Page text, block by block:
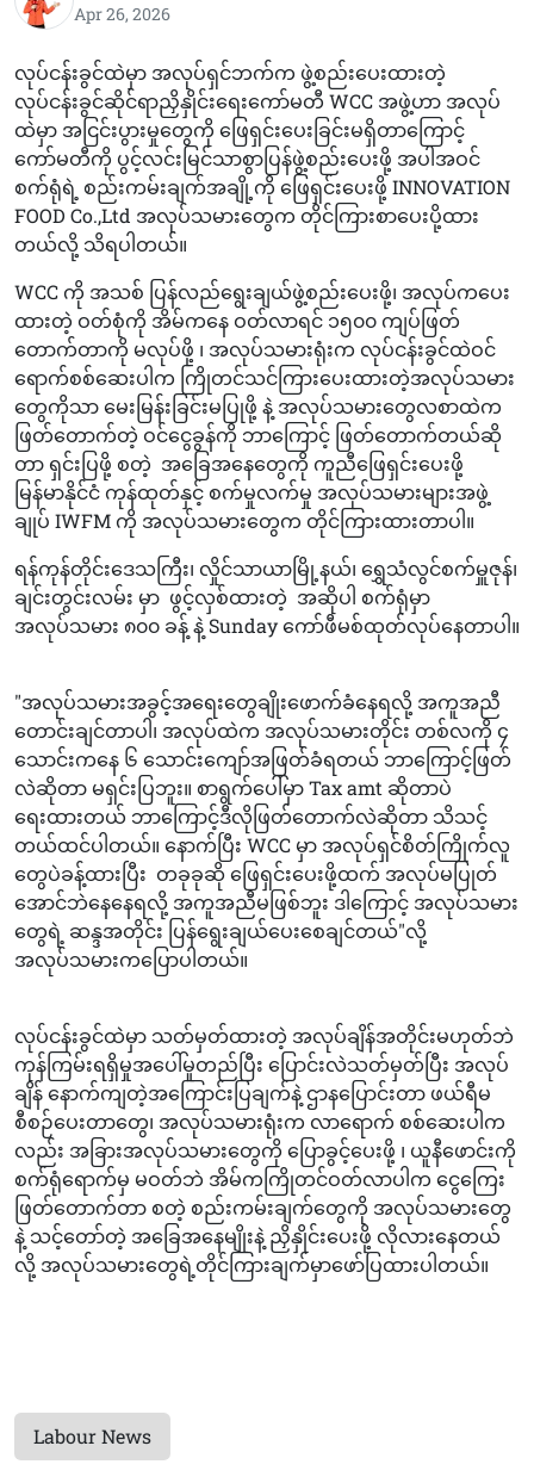
Apr 26, 2026
လုပ်ငန်းခွင်ထဲမှာ အလုပ်ရှင်ဘက်က ဖွဲ့စည်းပေးထားတဲ့
လုပ်ငန်းခွင်ဆိုင်ရာညှိနှိုင်းရေးကော်မတီ WCC အဖွဲ့ဟာ အလုပ်
ထဲမှာ အငြင်းပွားမှုတွေကို ဖြေရှင်းပေးခြင်းမရှိတာကြောင့်
ကော်မတီကို ပွင့်လင်းမြင်သာစွာပြန်ဖွဲ့စည်းပေးဖို့ အပါအဝင်
စက်ရုံရဲ့ စည်းကမ်းချက်အချို့ကို ဖြေရှင်းပေးဖို့ INNOVATION
FOOD Co.,Ltd အလုပ်သမားတွေက တိုင်ကြားစာပေးပို့ထား
တယ်လို့ သိရပါတယ်။
WCC ကို အသစ် ပြန်လည်ရွေးချယ်ဖွဲ့စည်းပေးဖို့၊ အလုပ်ကပေး
ထားတဲ့ ဝတ်စုံကို အိမ်ကနေ ဝတ်လာရင် ၁၅၀၀ ကျပ်ဖြတ်
တောက်တာကို မလုပ်ဖို့ ၊ အလုပ်သမားရုံးက လုပ်ငန်းခွင်ထဲဝင်
ရောက်စစ်ဆေးပါက ကြိုတင်သင်ကြားပေးထားတဲ့အလုပ်သမား
တွေကိုသာ မေးမြန်းခြင်းမပြုဖို့ နဲ့ အလုပ်သမားတွေလစာထဲက
ဖြတ်တောက်တဲ့ ဝင်ငွေခွန်ကို ဘာကြောင့် ဖြတ်တောက်တယ်ဆို
တာ ရှင်းပြဖို့ စတဲ့ အခြေအနေတွေကို ကူညီဖြေရှင်းပေးဖို့
မြန်မာနိုင်ငံ ကုန်ထုတ်နှင့် စက်မှုလက်မှု အလုပ်သမားများအဖွဲ့
ချုပ် IWFM ကို အလုပ်သမားတွေက တိုင်ကြားထားတာပါ။
ရန်ကုန်တိုင်းဒေသကြီး၊ လှိုင်သာယာမြို့နယ်၊ ရွှေသံလွင်စက်မှူဇုန်၊
ချင်းတွင်းလမ်း မှာ ဖွင့်လှစ်ထားတဲ့ အဆိုပါ စက်ရုံမှာ
အလုပ်သမား ၈၀၀ ခန့် နဲ့ Sunday ကော်ဖီမစ်ထုတ်လုပ်နေတာပါ။
"အလုပ်သမားအခွင့်အရေးတွေချိုးဖောက်ခံနေရလို့ အကူအညီ
တောင်းချင်တာပါ၊ အလုပ်ထဲက အလုပ်သမားတိုင်း တစ်လကို ၄
သောင်းကနေ ၆ သောင်းကျော်အဖြတ်ခံရတယ် ဘာကြောင့်ဖြတ်
လဲဆိုတာ မရှင်းပြဘူး။ စာရွက်ပေါ်မှာ Tax amt ဆိုတာပဲ
ရေးထားတယ် ဘာကြောင့်ဒီလိုဖြတ်တောက်လဲဆိုတာ သိသင့်
တယ်ထင်ပါတယ်။ နောက်ပြီး WCC မှာ အလုပ်ရှင်စိတ်ကြိုက်လူ
တွေပဲခန့်ထားပြီး တခုခုဆို ဖြေရှင်းပေးဖို့ထက် အလုပ်မပြုတ်
အောင်ဘဲနေနေရလို့ အကူအညီမဖြစ်ဘူး ဒါကြောင့် အလုပ်သမား
တွေရဲ့ ဆန္ဒအတိုင်း ပြန်ရွေးချယ်ပေးစေချင်တယ်"လို့
အလုပ်သမားကပြောပါတယ်။
လုပ်ငန်းခွင်ထဲမှာ သတ်မှတ်ထားတဲ့ အလုပ်ချိန်အတိုင်းမဟုတ်ဘဲ
ကုန်ကြမ်းရရှိမှုအပေါ်မူတည်ပြီး ပြောင်းလဲသတ်မှတ်ပြီး အလုပ်
ချိန် နောက်ကျတဲ့အကြောင်းပြချက်နဲ့ ဌာနပြောင်းတာ ဖယ်ရီမ
စီစဉ်ပေးတာတွေ၊ အလုပ်သမားရုံးက လာရောက် စစ်ဆေးပါက
လည်း အခြားအလုပ်သမားတွေကို ပြောခွင့်ပေးဖို့ ၊ ယူနီဖောင်းကို
စက်ရုံရောက်မှ မဝတ်ဘဲ အိမ်ကကြိုတင်ဝတ်လာပါက ငွေကြေး
ဖြတ်တောက်တာ စတဲ့ စည်းကမ်းချက်တွေကို အလုပ်သမားတွေ
နဲ့ သင့်တော်တဲ့ အခြေအနေမျိုးနဲ့ ညှိနှိုင်းပေးဖို့ လိုလားနေတယ်
လို့ အလုပ်သမားတွေရဲ့တိုင်ကြားချက်မှာဖော်ပြထားပါတယ်။
Labour News